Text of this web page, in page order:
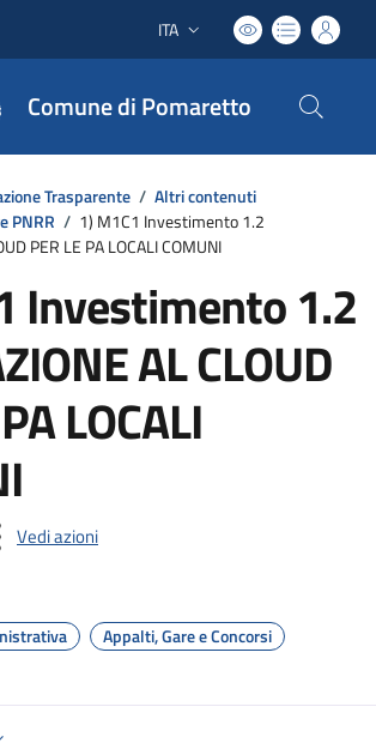
Lingua attiva:
ITA
Comune di Pomaretto
Trasparente / Altri contenuti
PNRR / 1) M1C1 Investimento 1.2
PER LE PA LOCALI COMUNI
Investimento 1.2
AL CLOUD
LOCALI
Vedi azioni
Appalti, Gare e Concorsi